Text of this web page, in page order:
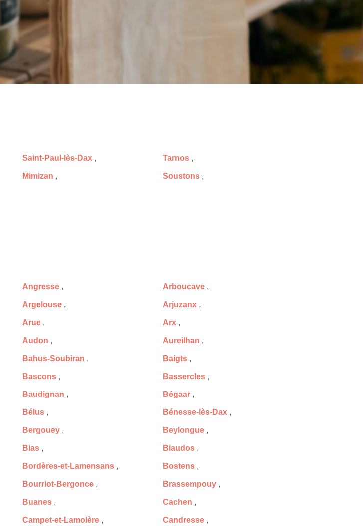
Saint-Paul-lès-Dax , Tarnos ,
Mimizan , Soustons ,
Angresse , Arboucave ,
Argelouse , Arjuzanx ,
Arue , Arx ,
Audon , Aureilhan ,
Bahus-Soubiran , Baigts ,
Bascons , Bassercles ,
Baudignan , Bégaar ,
Bélus , Bénesse-lès-Dax ,
Bergouey , Beylongue ,
Bias , Biaudos ,
Bordères-et-Lamensans , Bostens ,
Bourriot-Bergonce , Brassempouy ,
Buanes , Cachen ,
Campet-et-Lamolère , Candresse ,